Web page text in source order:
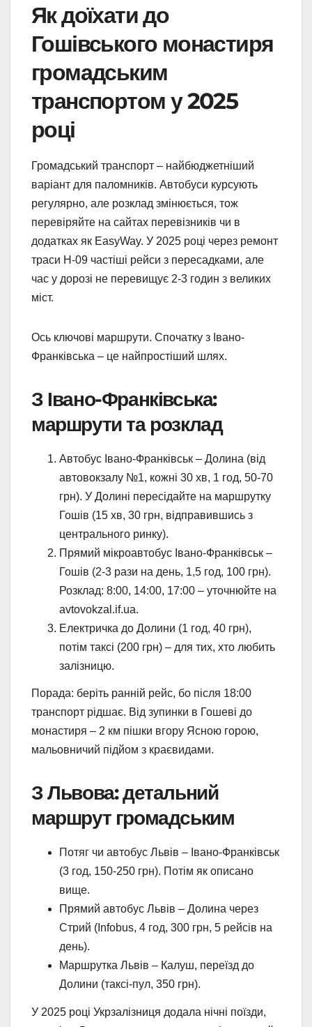
Як доїхати до
Гошівського монастиря
громадським
транспортом у 2025
році
Громадський транспорт – найбюджетніший
варіант для паломників. Автобуси курсують
регулярно, але розклад змінюється, тож
перевіряйте на сайтах перевізників чи в
додатках як EasyWay. У 2025 році через ремонт
траси Н-09 частіші рейси з пересадками, але
час у дорозі не перевищує 2-3 годин з великих
міст.
Ось ключові маршрути. Спочатку з Івано-
Франківська – це найпростіший шлях.
З Івано-Франківська:
маршрути та розклад
Автобус Івано-Франківськ – Долина (від
автовокзалу №1, кожні 30 хв, 1 год, 50-70
грн). У Долині пересідайте на маршрутку
Гошів (15 хв, 30 грн, відправившись з
центрального ринку).
Прямий мікроавтобус Івано-Франківськ –
Гошів (2-3 рази на день, 1,5 год, 100 грн).
Розклад: 8:00, 14:00, 17:00 – уточнюйте на
avtovokzal.if.ua.
Електричка до Долини (1 год, 40 грн),
потім таксі (200 грн) – для тих, хто любить
залізницю.
Порада: беріть ранній рейс, бо після 18:00
транспорт рідшає. Від зупинки в Гошеві до
монастиря – 2 км пішки вгору Ясною горою,
мальовничий підйом з краєвидами.
З Львова: детальний
маршрут громадським
Потяг чи автобус Львів – Івано-Франківськ
(3 год, 150-250 грн). Потім як описано
вище.
Прямий автобус Львів – Долина через
Стрий (Infobus, 4 год, 300 грн, 5 рейсів на
день).
Маршрутка Львів – Калуш, переїзд до
Долини (таксі-пул, 350 грн).
У 2025 році Укрзалізниця додала нічні поїзди,